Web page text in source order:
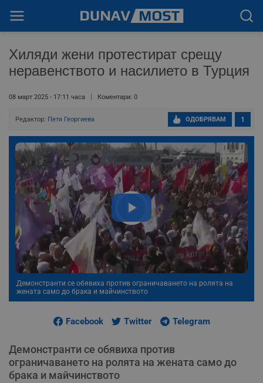
Хиляди жени протестират срещу
неравенството и насилието в Турция
08 март 2025 - 17:11 часа Коментари: 0
Редактор: Петя Георгиева 1
ОДОБРЯВАМ
Демонстранти се обявиха против ограничаването на ролята на
жената само до брака и майчинството
Facebook Twitter Telegram
Демонстранти се обявиха против
ограничаването на ролята на жената само до
брака и майчинството